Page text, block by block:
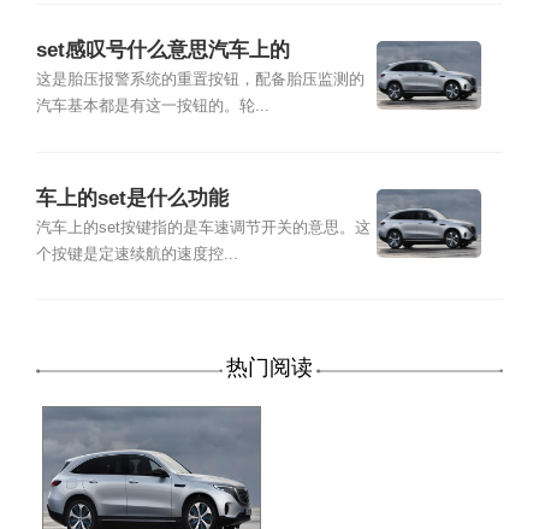
set感叹号什么意思汽车上的
这是胎压报警系统的重置按钮，配备胎压监测的
汽车基本都是有这一按钮的。轮...
车上的set是什么功能
汽车上的set按键指的是车速调节开关的意思。这
个按键是定速续航的速度控...
热门阅读